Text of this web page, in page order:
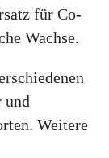
für Co-
Wachse.
und
Weitere